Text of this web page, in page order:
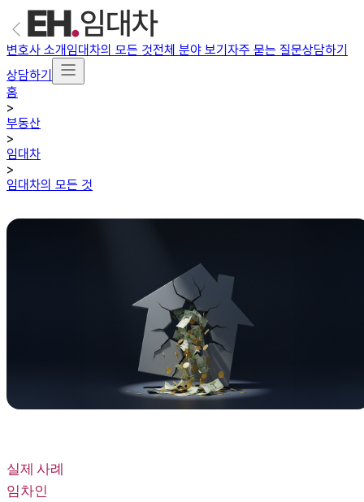
변호사 소개임대차의 모든 것전체 분야 보기자주 묻는 질문상담하기
상담하기
홈
>
부동산
>
임대차
>
임대차의 모든 것
실제 사례
임차인